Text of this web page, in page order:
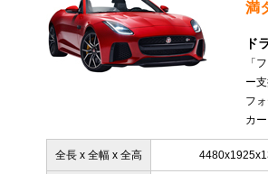
満
ド
「
ー
フ
カ
全長 x 全幅 x 全高